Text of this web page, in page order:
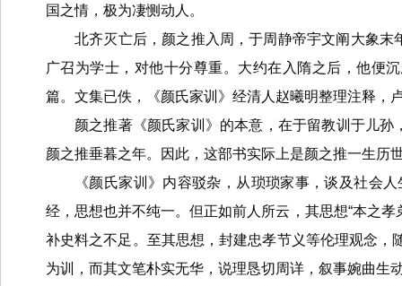
国之情，极为凄恻动人。
北齐灭亡后，颜之推入周，于周静帝宇文阐大象
广召为学士，对他十分尊重。大约在入隋之后，他便
篇。文集已佚，《颜氏家训》经清人赵曦明整理注释，
颜之推著《颜氏家训》的本意，在于留教训于儿
颜之推垂暮之年。因此，这部书实际上是颜之推一生历
《颜氏家训》内容驳杂，从琐琐家事，谈及社会
经，思想也并不纯一。但正如前人所云，其思想“本之
补史料之不足。至其思想，封建忠孝节义等伦理观念
为训，而其文笔朴实无华，说理恳切周详，叙事婉曲生